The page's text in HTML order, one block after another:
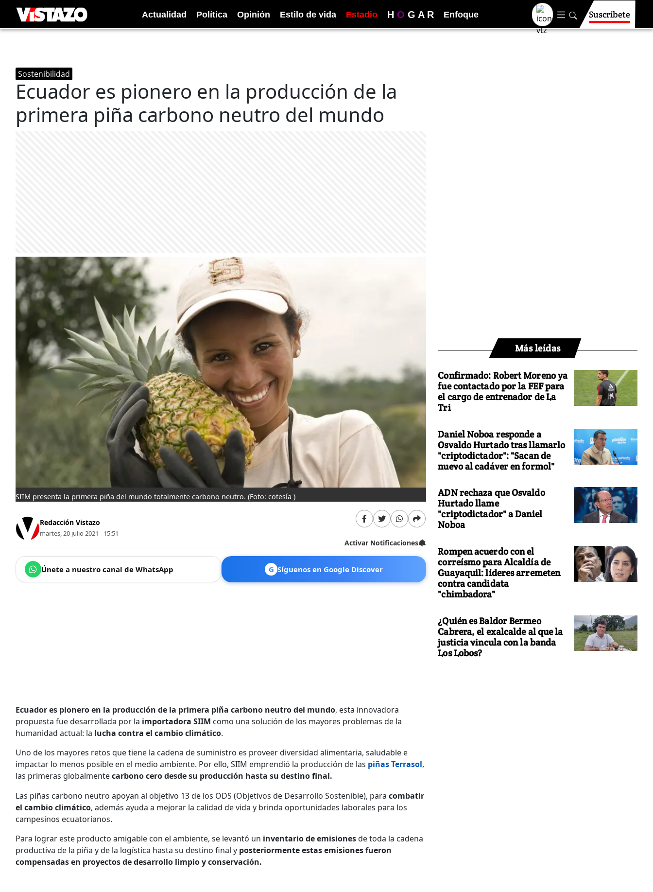
Actualidad Política Opinión Estilo de vida Estadio H O G A R Enfoque Suscríbete
Sostenibilidad
Ecuador es pionero en la producción de la
primera piña carbono neutro del mundo
SIIM presenta la primera piña del mundo totalmente carbono neutro. (Foto: cotesía )
Redacción Vistazo
martes, 20 julio 2021 - 15:51
Activar Notificaciones
Únete a nuestro canal de WhatsApp G Síguenos en Google Discover
Ecuador es pionero en la producción de la primera piña carbono neutro del mundo, esta innovadora
propuesta fue desarrollada por la importadora SIIM como una solución de los mayores problemas de la
humanidad actual: la lucha contra el cambio climático.
Uno de los mayores retos que tiene la cadena de suministro es proveer diversidad alimentaria, saludable e
impactar lo menos posible en el medio ambiente. Por ello, SIIM emprendió la producción de las piñas Terrasol,
las primeras globalmentecarbono cero desde su producción hasta su destino final.
Las piñas carbono neutro apoyan al objetivo 13 de los ODS (Objetivos de Desarrollo Sostenible), para combatir
el cambio climático, además ayuda a mejorar la calidad de vida y brinda oportunidades laborales para los
campesinos ecuatorianos.
Para lograr este producto amigable con el ambiente, se levantó un inventario de emisionesde toda la cadena
productiva de la piña y de la logística hasta su destino final y posteriormente estas emisiones fueron
compensadas en proyectos de desarrollo limpio y conservación.
Más leídas
Confirmado: Robert Moreno ya
fue contactado por la FEF para
el cargo de entrenador de La
Tri
Daniel Noboa responde a
Osvaldo Hurtado tras llamarlo
"criptodictador": "Sacan de
nuevo al cadáver en formol"
ADN rechaza que Osvaldo
Hurtado llame
"criptodictador" a Daniel
Noboa
Rompen acuerdo con el
correísmo para Alcaldía de
Guayaquil: líderes arremeten
contra candidata
"chimbadora"
¿Quién es Baldor Bermeo
Cabrera, el exalcalde al que la
justicia vincula con la banda
Los Lobos?